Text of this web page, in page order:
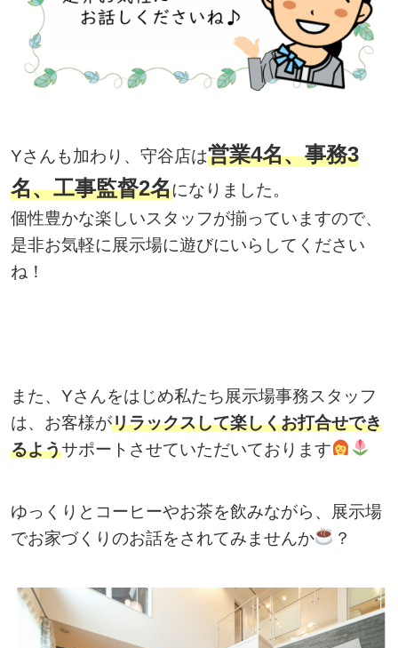
Yさんも加わり、守谷店は営業4名、事務3
名、工事監督2名になりました。
個性豊かな楽しいスタッフが揃っていますので、
是非お気軽に展示場に遊びにいらしてください
ね！
また、Yさんをはじめ私たち展示場事務スタッフ
は、お客様がリラックスして楽しくお打合せでき
るようサポートさせていただいております
ゆっくりとコーヒーやお茶を飲みながら、展示場
でお家づくりのお話をされてみませんか
？